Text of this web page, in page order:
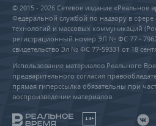
© 2015 - 2026 Сетевое издание «Реальное
Федеральной службой по надзору в
технологий и массовых коммуникаций
регистрационный номер ЭЛ № ФС 77 -
свидетельство Эл № ФС 77-59331 от 18
Использование материалов Реального
предварительного согласия
прямая гиперссылка обязательны при
воспроизведении материалов.
18+